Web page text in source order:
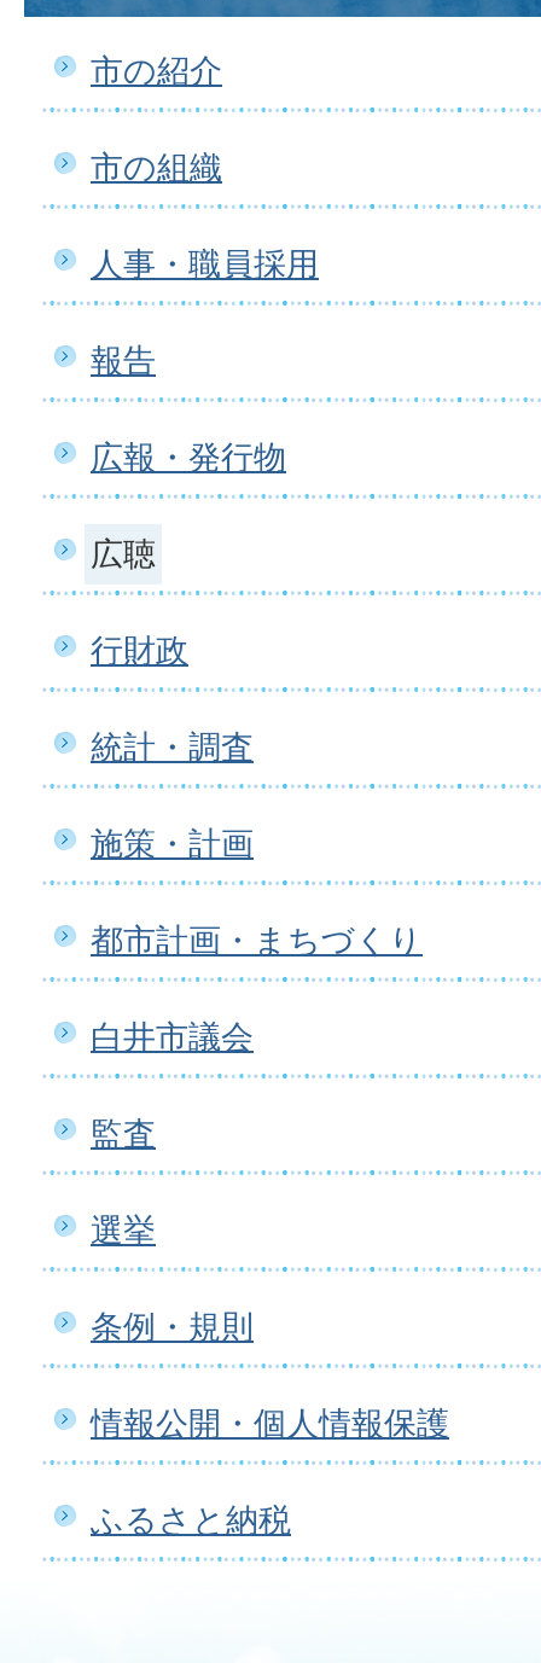
市の紹介
市の組織
人事・職員採用
報告
広報・発行物
広聴
行財政
統計・調査
施策・計画
都市計画・まちづくり
白井市議会
監査
選挙
条例・規則
情報公開・個人情報保護
ふるさと納税